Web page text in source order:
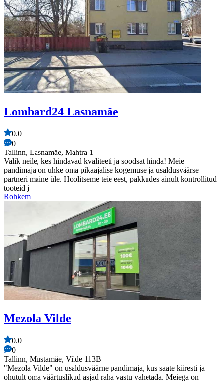
Lombard24 Lasnamäe
0.0
0
Tallinn, Lasnamäe, Mahtra 1
Valik neile, kes hindavad kvaliteeti ja soodsat hinda! Meie
pandimaja on uhke oma pikaajalise kogemuse ja usaldusväärse
partneri maine üle. Hoolitseme teie eest, pakkudes ainult kontrollitud
tooteid j
Rohkem
Mezola Vilde
0.0
0
Tallinn, Mustamäe, Vilde 113B
"Mezola Vilde" on usaldusväärne pandimaja, kus saate kiiresti ja
ohutult oma väärtuslikud asjad raha vastu vahetada. Meiega on